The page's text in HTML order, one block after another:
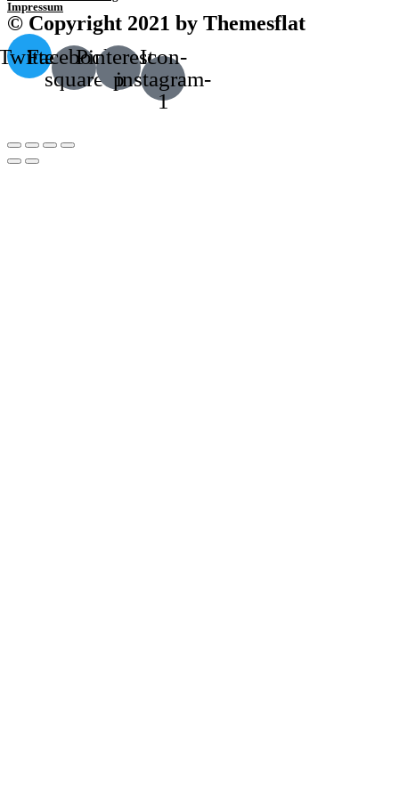
Impressum
© Copyright 2021 by Themesflat
Facebook-
square
Pinterest-
p
Icon-
instagram-
1